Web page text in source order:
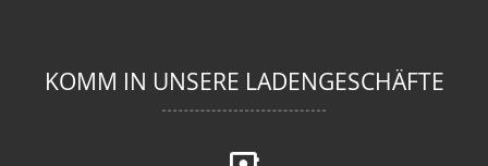
KOMM IN UNSERE LADENGESCHÄFTE